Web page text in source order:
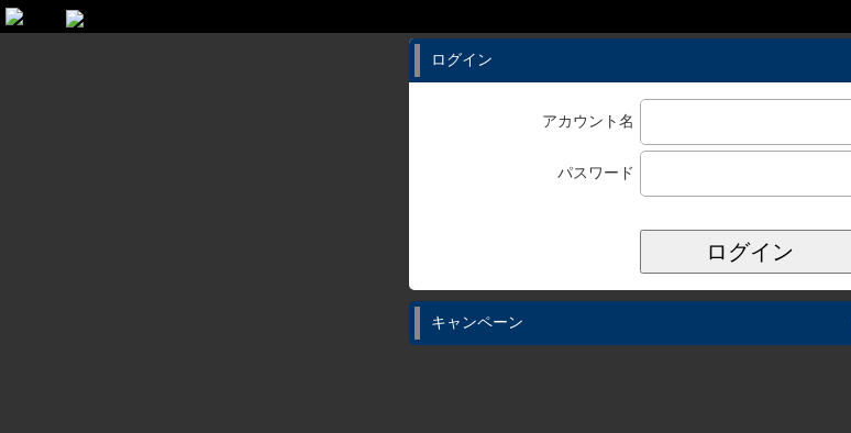
ログイン
アカウント名
パスワード
キャンペーン